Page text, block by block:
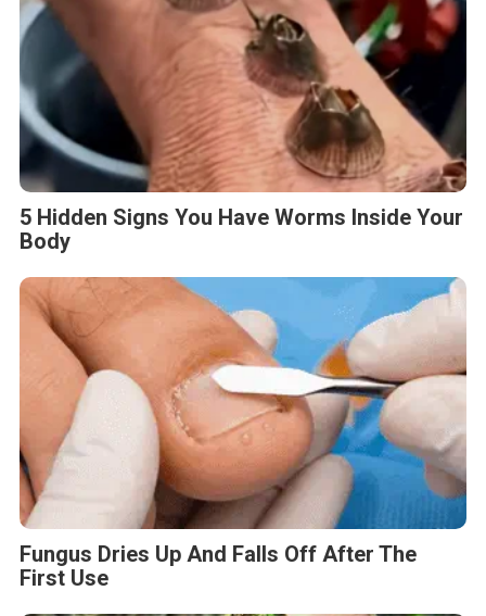
5 Hidden Signs You Have Worms Inside Your
Body
Fungus Dries Up And Falls Off After The
First Use